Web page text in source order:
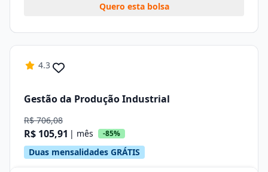
Quero esta bolsa
4.3
Gestão da Produção Industrial
R$ 706,08
R$ 105,91 | mês -85%
Duas mensalidades GRÁTIS